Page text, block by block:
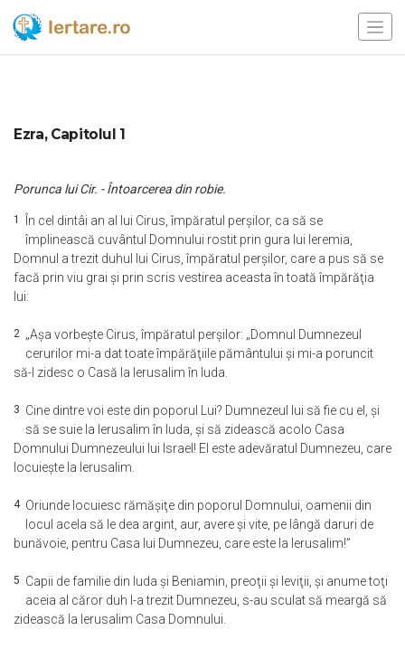
Ezra, Capitolul 1
Porunca lui Cir. - Întoarcerea din robie.
1
În cel dintâi an al lui Cirus, împăratul perşilor, ca să se
împlinească cuvântul Domnului rostit prin gura lui Ieremia,
Domnul a trezit duhul lui Cirus, împăratul perşilor, care a pus să se
facă prin viu grai şi prin scris vestirea aceasta în toată împărăţia
lui:
2 „Aşa vorbeşte Cirus, împăratul perşilor: „Domnul Dumnezeul
cerurilor mi-a dat toate împărăţiile pământului şi mi-a poruncit
să-I zidesc o Casă la Ierusalim în Iuda.
3 Cine dintre voi este din poporul Lui? Dumnezeul lui să fie cu el, şi
să se suie la Ierusalim în Iuda, şi să zidească acolo Casa
Domnului Dumnezeului lui Israel! El este adevăratul Dumnezeu, care
locuieşte la Ierusalim.
4 Oriunde locuiesc rămăşiţe din poporul Domnului, oamenii din
locul acela să le dea argint, aur, avere şi vite, pe lângă daruri de
bunăvoie, pentru Casa lui Dumnezeu, care este la Ierusalim!”
5 Capii de familie din Iuda şi Beniamin, preoţii şi leviţii, şi anume toţi
aceia al căror duh l-a trezit Dumnezeu, s-au sculat să meargă să
zidească la Ierusalim Casa Domnului.